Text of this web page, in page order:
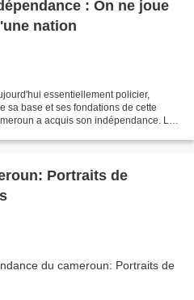
: On ne joue
nation
essentiellement policier,
sa base et ses fondations de cette
a acquis son indépendance. Le
Portraits de